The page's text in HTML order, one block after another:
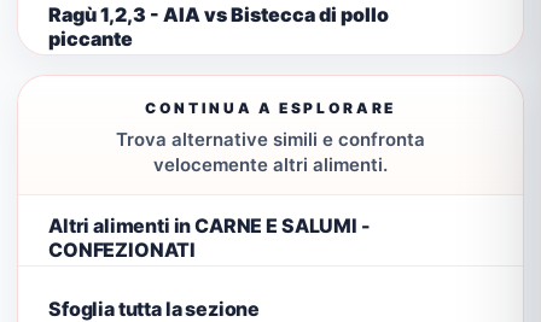
Ragù 1,2,3 - AIA vs Bistecca di pollo
piccante
CONTINUA A ESPLORARE
Trova alternative simili e confronta
velocemente altri alimenti.
Altri alimenti in CARNE E SALUMI -
CONFEZIONATI
Sfoglia tutta la sezione